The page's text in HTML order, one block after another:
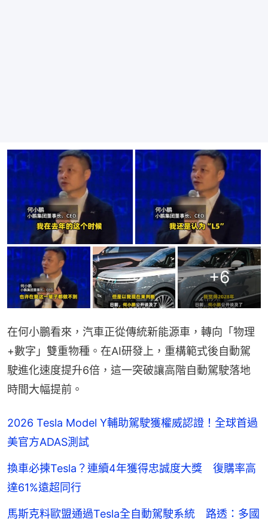
+6
在何小鵬看來，汽車正從傳統新能源車，轉向「物理
+數字」雙重物種。在AI研發上，重構範式後自動駕
駛進化速度提升6倍，這一突破讓高階自動駕駛落地
時間大幅提前。
2026 Tesla Model Y輔助駕駛獲權威認證！全球首過
美官方ADAS測試
換車必揀Tesla？連續4年獲得忠誠度大獎 復購率高
達61%遠超同行
馬斯克料歐盟通過Tesla全自動駕駛系統 路透：多國